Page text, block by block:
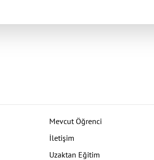
Mevcut Öğrenci
İletişim
Uzaktan Eğitim